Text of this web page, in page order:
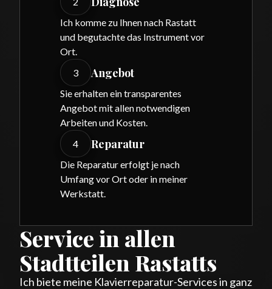
Ich komme zu Ihnen nach Rastatt
und begutachte das Instrument vor
Ort.
3
Angebot
Sie erhalten ein transparentes
Angebot mit allen notwendigen
Arbeiten und Kosten.
4
Reparatur
Die Reparatur erfolgt je nach
Umfang vor Ort oder in meiner
Werkstatt.
Service in allen
Stadtteilen Rastatts
Ich biete meine Klavierreparatur-Services in ganz